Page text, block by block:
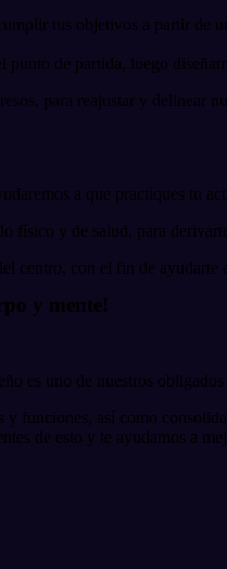
tus objetivos a partir de
punto de partida, luego
para reajustar y delinear
a que practiques tu
físico y de salud, para
centro, con el fin de
y mente!
es uno de nuestros
y funciones, así como
de esto y te ayudamos a